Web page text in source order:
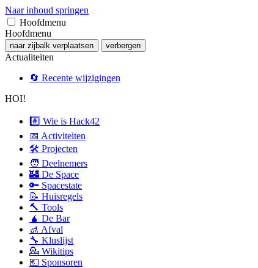
Naar inhoud springen
Hoofdmenu
Hoofdmenu
naar zijbalk verplaatsen verbergen
Actualiteiten
🔄 Recente wijzigingen
HOI!
#️⃣ Wie is Hack42
📅 Activiteiten
🛠 Projecten
🧑 Deelnemers
🏰 De Space
🔑 Spacestate
📝 Huisregels
🔨 Tools
🧉 De Bar
🚮 Afval
🔧 Kluslijst
💁 Wikitips
💶 Sponsoren